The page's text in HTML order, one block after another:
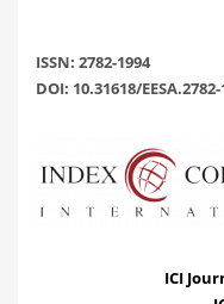
ISSN: 2782-1994
DOI: 10.31618/
ICI